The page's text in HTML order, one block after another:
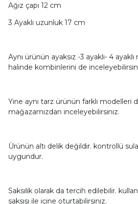
Ağız çapı 12 cm
3 Ayaklı uzunluk 17 cm
Aynı ürünün ayaksız -3 ayaklı- 4
halinde kombinlerini de
Yine aynı tarz ürünün farklı modelleri
mağazamızdan inceleyebilirsiniz.
Ürünün altı delik değildir. kontrollü
uygundur.
Saksılık olarak da tercih edilebilir.
saksısı ile içine oturtabilirsiniz.